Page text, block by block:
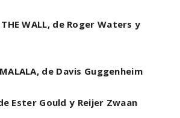
THE WALL, de Roger Waters y
de Davis Guggenheim
de Ester Gould y Reijer Zwaan